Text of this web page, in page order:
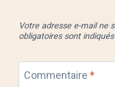
Votre adresse e-mail ne
obligatoires sont
Commentaire *